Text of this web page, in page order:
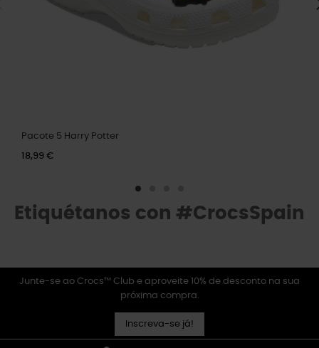
Pacote 5 Harry Potter
18,99 €
Etiquétanos con #CrocsSpain
Junte-se ao Crocs™ Club e aproveite 10% de desconto na sua
próxima compra.
Inscreva-se já!